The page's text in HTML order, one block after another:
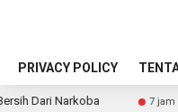
PRIVACY POLICY
7 jam lalu Lapas